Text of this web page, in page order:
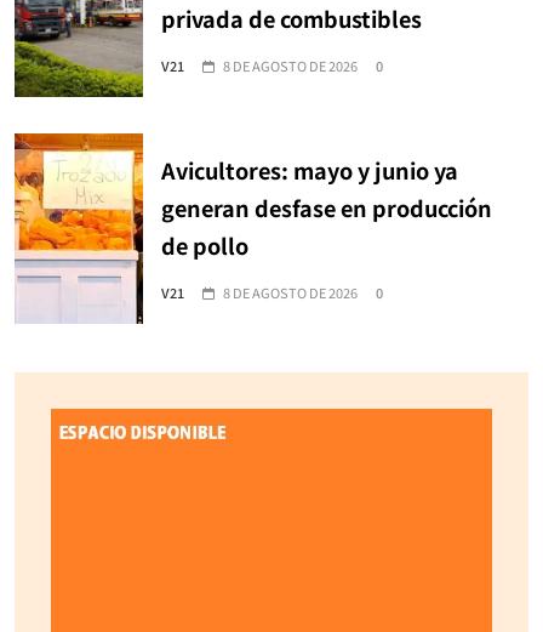
privada de combustibles
V21 8 DE AGOSTO DE 2026 0
Avicultores: mayo y junio ya
generan desfase en producción
de pollo
V21 8 DE AGOSTO DE 2026 0